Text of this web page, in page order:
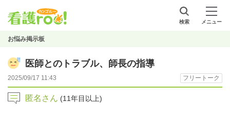
検索 メニュー
お悩み掲示板
医師とのトラブル、師長の指導
2025/09/17 11:43 フリートーク
匿名さん (11年目以上)